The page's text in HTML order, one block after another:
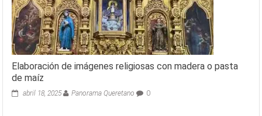
Elaboración de imágenes religiosas con madera o pasta
de maíz
abril 18, 2025 Panorama Queretano 0